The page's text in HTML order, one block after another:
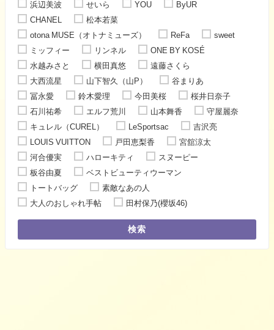
浜辺美波
せいら YOU
ByUR
CHANEL
松本若菜
otona MUSE（オトナミューズ）
ReFa
sweet
ミッフィー
リンネル
ONE BY KOSÉ
水越みさと
横田真悠
遠藤さくら
大西流星
山下智久（山P）
谷まりあ
冨永愛
鈴木愛理 今田美桜
桜井日奈子
石川祐希
エルフ荒川 山本舞香
守屋麗奈
キュレル（CUREL）
LeSportsac
吉沢亮
LOUIS VUITTON
戸田恵梨香
宮舘涼太
河合優実
ハローキティ
スヌーピー
板谷由夏
ベストビューティウーマン
トートバッグ
素敵なあの人
大人のおしゃれ手帖
田村保乃(櫻坂46)
検索